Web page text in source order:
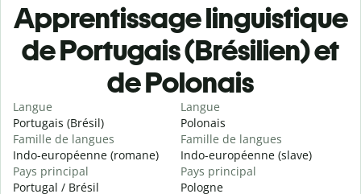
Apprentissage linguistique
de Portugais (Brésilien) et
de Polonais
Langue
Portugais (Brésil)
Famille de langues
Indo-européenne (romane)
Pays principal
Portugal / Brésil
Langue
Polonais
Famille de langues
Indo-européenne (slave)
Pays principal
Pologne